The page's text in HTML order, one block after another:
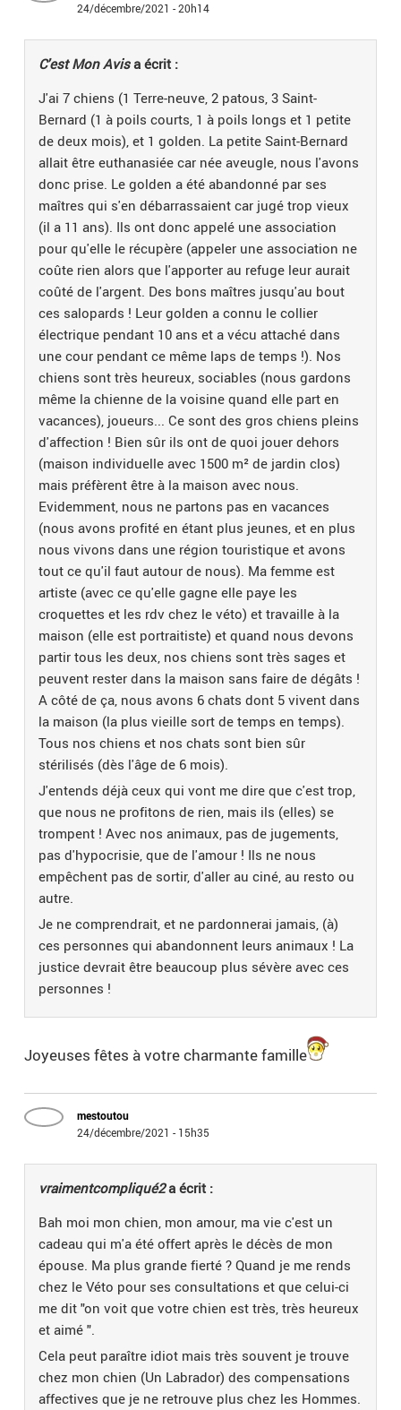
24/décembre/2021 - 20h14
C'est Mon Avisa écrit :
J'ai 7 chiens (1 Terre-neuve, 2 patous, 3 Saint-
Bernard (1 à poils courts, 1 à poils longs et 1 petite
de deux mois), et 1 golden. La petite Saint-Bernard
allait être euthanasiée car née aveugle, nous l'avons
donc prise. Le golden a été abandonné par ses
maîtres qui s'en débarrassaient car jugé trop vieux
(il a 11 ans). Ils ont donc appelé une association
pour qu'elle le récupère (appeler une association ne
coûte rien alors que l'apporter au refuge leur aurait
coûté de l'argent. Des bons maîtres jusqu'au bout
ces salopards ! Leur golden a connu le collier
électrique pendant 10 ans et a vécu attaché dans
une cour pendant ce même laps de temps !). Nos
chiens sont très heureux, sociables (nous gardons
même la chienne de la voisine quand elle part en
vacances), joueurs... Ce sont des gros chiens pleins
d'affection ! Bien sûr ils ont de quoi jouer dehors
(maison individuelle avec 1500 m² de jardin clos)
mais préfèrent être à la maison avec nous.
Evidemment, nous ne partons pas en vacances
(nous avons profité en étant plus jeunes, et en plus
nous vivons dans une région touristique et avons
tout ce qu'il faut autour de nous). Ma femme est
artiste (avec ce qu'elle gagne elle paye les
croquettes et les rdv chez le véto) et travaille à la
maison (elle est portraitiste) et quand nous devons
partir tous les deux, nos chiens sont très sages et
peuvent rester dans la maison sans faire de dégâts !
A côté de ça, nous avons 6 chats dont 5 vivent dans
la maison (la plus vieille sort de temps en temps).
Tous nos chiens et nos chats sont bien sûr
stérilisés (dès l'âge de 6 mois).
J'entends déjà ceux qui vont me dire que c'est trop,
que nous ne profitons de rien, mais ils (elles) se
trompent ! Avec nos animaux, pas de jugements,
pas d'hypocrisie, que de l'amour ! Ils ne nous
empêchent pas de sortir, d'aller au ciné, au resto ou
autre.
Je ne comprendrait, et ne pardonnerai jamais, (à)
ces personnes qui abandonnent leurs animaux ! La
justice devrait être beaucoup plus sévère avec ces
personnes !
Joyeuses fêtes à votre charmante famille
mestoutou
24/décembre/2021 - 15h35
vraimentcompliqué2a écrit :
Bah moi mon chien, mon amour, ma vie c'est un
cadeau qui m'a été offert après le décès de mon
épouse. Ma plus grande fierté ? Quand je me rends
chez le Véto pour ses consultations et que celui-ci
me dit "on voit que votre chien est très, très heureux
et aimé ".
Cela peut paraître idiot mais très souvent je trouve
chez mon chien (Un Labrador) des compensations
affectives que je ne retrouve plus chez les Hommes.